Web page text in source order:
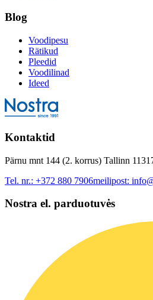
Blog
Voodipesu
Rätikud
Pleedid
Voodilinad
Ideed
Kontaktid
Pärnu mnt 144 (2. korrus) Tallinn
Tel. nr.: +372 880 7906meilipost:
Nostra el. parduotuvės